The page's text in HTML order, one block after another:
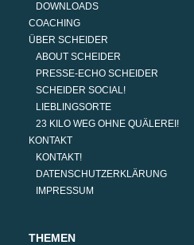
DOWNLOADS
COACHING
ÜBER SCHEIDER
ABOUT SCHEIDER
PRESSE-ECHO SCHEIDER
SCHEIDER SOCIAL!
LIEBLINGSORTE
23 KILO WEG OHNE QUÄLEREI!
KONTAKT
KONTAKT!
DATENSCHUTZERKLÄRUNG
IMPRESSUM
THEMEN